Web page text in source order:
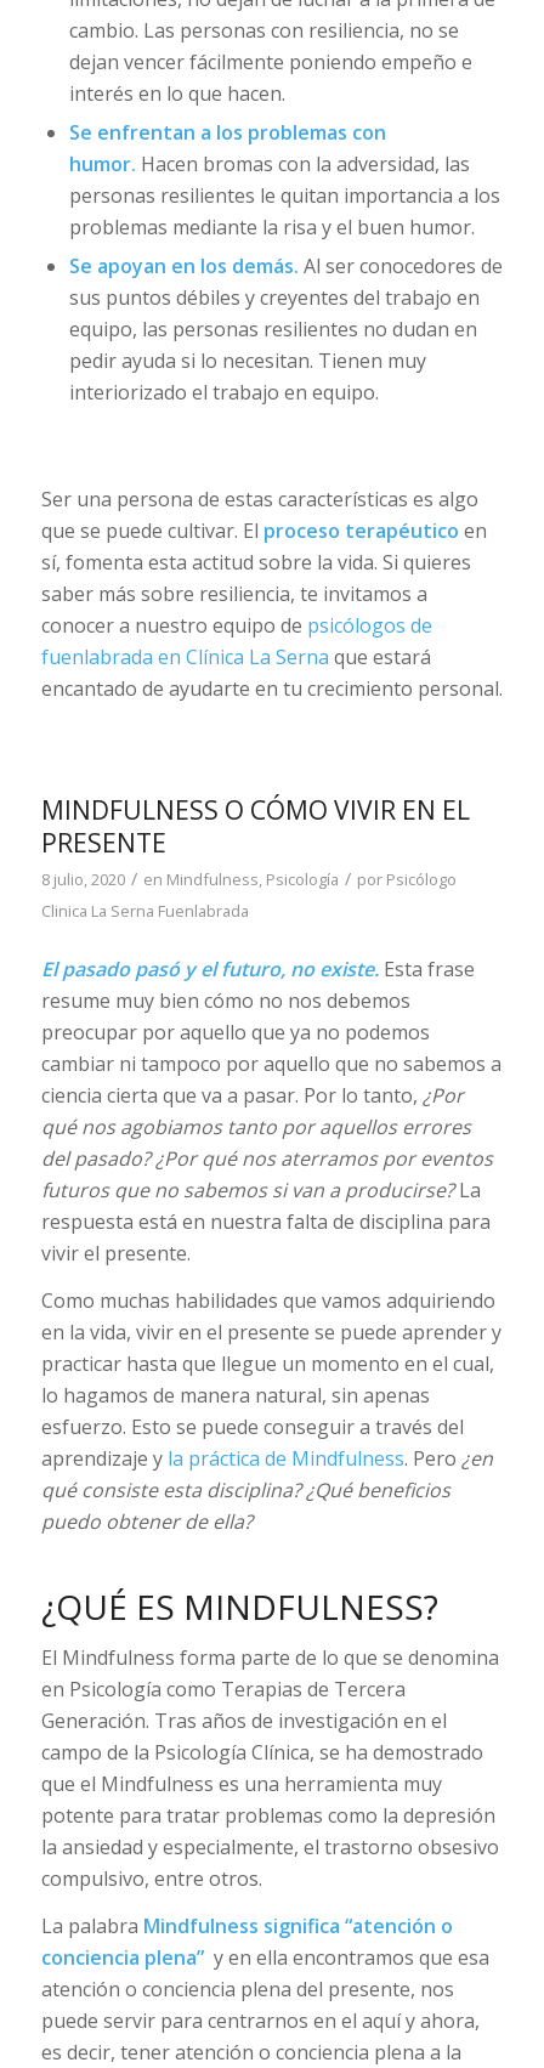
cambio. Las personas con resiliencia, no se
dejan vencer fácilmente poniendo empeño e
interés en lo que hacen.
Se enfrentan a los problemas con
humor. Hacen bromas con la adversidad, las
personas resilientes le quitan importancia a los
problemas mediante la risa y el buen humor.
Se apoyan en los demás. Al ser conocedores de
sus puntos débiles y creyentes del trabajo en
equipo, las personas resilientes no dudan en
pedir ayuda si lo necesitan. Tienen muy
interiorizado el trabajo en equipo.
Ser una persona de estas características es algo
que se puede cultivar. El proceso terapéutico en
sí, fomenta esta actitud sobre la vida. Si quieres
saber más sobre resiliencia, te invitamos a
conocer a nuestro equipo de psicólogos de
fuenlabrada en Clínica La Serna que estará
encantado de ayudarte en tu crecimiento personal.
MINDFULNESS O CÓMO VIVIR EN EL
PRESENTE
8 julio, 2020 / en Mindfulness, Psicología / por Psicólogo
Clinica La Serna Fuenlabrada
El pasado pasó y el futuro, no existe.Esta frase
resume muy bien cómo no nos debemos
preocupar por aquello que ya no podemos
cambiar ni tampoco por aquello que no sabemos a
ciencia cierta que va a pasar. Por lo tanto, ¿Por
qué nos agobiamos tanto por aquellos errores
del pasado? ¿Por qué nos aterramos por eventos
futuros que no sabemos si van a producirse?La
respuesta está en nuestra falta de disciplina para
vivir el presente.
Como muchas habilidades que vamos adquiriendo
en la vida, vivir en el presente se puede aprender y
practicar hasta que llegue un momento en el cual,
lo hagamos de manera natural, sin apenas
esfuerzo. Esto se puede conseguir a través del
aprendizaje y la práctica de Mindfulness. Pero ¿en
qué consiste esta disciplina? ¿Qué beneficios
puedo obtener de ella?
¿QUÉ ES MINDFULNESS?
El Mindfulness forma parte de lo que se denomina
en Psicología como Terapias de Tercera
Generación. Tras años de investigación en el
campo de la Psicología Clínica, se ha demostrado
que el Mindfulness es una herramienta muy
potente para tratar problemas como la depresión
la ansiedad y especialmente, el trastorno obsesivo
compulsivo, entre otros.
La palabra Mindfulness significa “atención o
conciencia plena”y en ella encontramos que esa
atención o conciencia plena del presente, nos
puede servir para centrarnos en el aquí y ahora,
es decir, tener atención o conciencia plena a la